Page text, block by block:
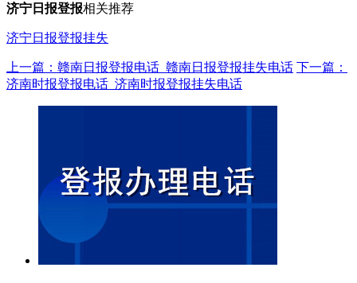
济宁日报登报相关推荐
济宁日报登报挂失
上一篇：赣南日报登报电话_赣南日报登报挂失电话 下一篇：
济南时报登报电话_济南时报登报挂失电话